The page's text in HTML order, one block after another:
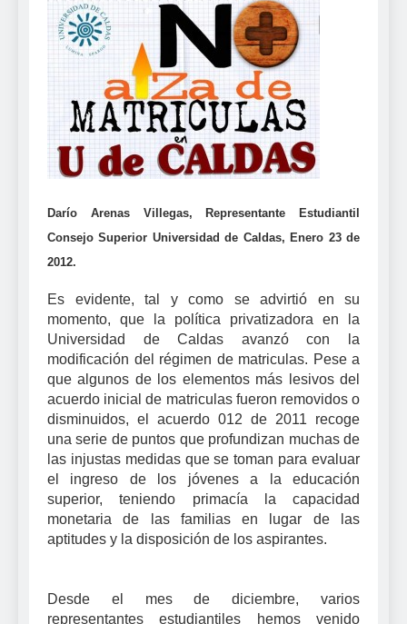
Darío Arenas Villegas, Representante Estudiantil
Consejo Superior Universidad de Caldas, Enero 23 de
2012.
Es evidente, tal y como se advirtió en su
momento, que la política privatizadora en la
Universidad de Caldas avanzó con la
modificación del régimen de matriculas. Pese a
que algunos de los elementos más lesivos del
acuerdo inicial de matriculas fueron removidos o
disminuidos, el acuerdo 012 de 2011 recoge
una serie de puntos que profundizan muchas de
las injustas medidas que se toman para evaluar
el ingreso de los jóvenes a la educación
superior, teniendo primacía la capacidad
monetaria de las familias en lugar de las
aptitudes y la disposición de los aspirantes.
Desde el mes de diciembre, varios
representantes estudiantiles hemos venido